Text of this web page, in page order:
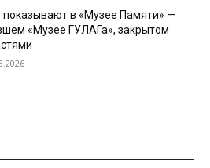
показывают в «Музее Памяти» —
«Музее ГУЛАГа», закрытом